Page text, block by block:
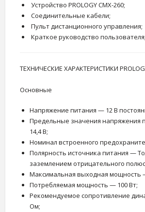
Устройство PROLOGY CMX-260;
Соединительные кабели;
Пульт дистанционного управления;
Краткое руководство пользователя;
ТЕХНИЧЕСКИЕ ХАРАКТЕРИСТИКИ
Основные
Напряжение питания — 12 В
Предельные значения напряжения
14,4 В;
Номинал встроенного
Полярность источника питания —
заземлением отрицательного
Максимальная выходная мощность
Потребляемая мощность — 100 Вт;
Рекомендуемое сопротивление
Ом;